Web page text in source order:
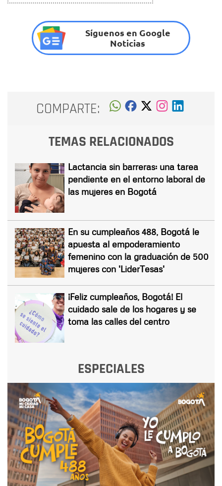
Síguenos en Google
Noticias
COMPARTE:
TEMAS RELACIONADOS
Lactancia sin barreras: una tarea
pendiente en el entorno laboral de
las mujeres en Bogotá
En su cumpleaños 488, Bogotá le
apuesta al empoderamiento
femenino con la graduación de 500
mujeres con 'LiderTesas'
¡Feliz cumpleaños, Bogotá! El
cuidado sale de los hogares y se
toma las calles del centro
ESPECIALES